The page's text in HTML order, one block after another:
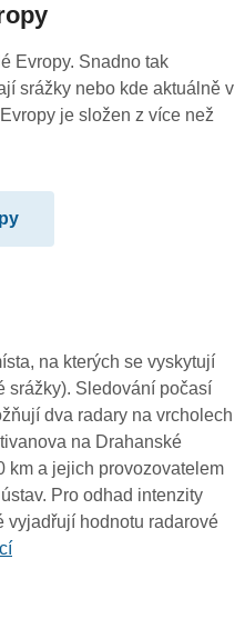
Evropy. Snadno tak
srážky nebo kde aktuálně v
je složen z více než
na kterých se vyskytují
srážky). Sledování počasí
dva radary na vrcholech
na Drahanské
km a jejich provozovatelem
Pro odhad intenzity
vyjadřují hodnotu radarové